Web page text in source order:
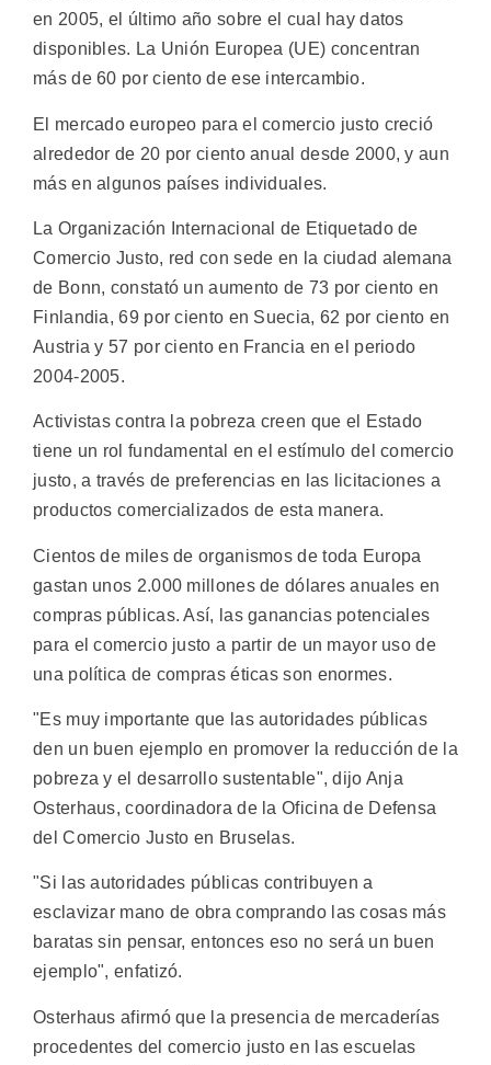
en 2005, el último año sobre el cual hay datos
disponibles. La Unión Europea (UE) concentran
más de 60 por ciento de ese intercambio.
El mercado europeo para el comercio justo creció
alrededor de 20 por ciento anual desde 2000, y aun
más en algunos países individuales.
La Organización Internacional de Etiquetado de
Comercio Justo, red con sede en la ciudad alemana
de Bonn, constató un aumento de 73 por ciento en
Finlandia, 69 por ciento en Suecia, 62 por ciento en
Austria y 57 por ciento en Francia en el periodo
2004-2005.
Activistas contra la pobreza creen que el Estado
tiene un rol fundamental en el estímulo del comercio
justo, a través de preferencias en las licitaciones a
productos comercializados de esta manera.
Cientos de miles de organismos de toda Europa
gastan unos 2.000 millones de dólares anuales en
compras públicas. Así, las ganancias potenciales
para el comercio justo a partir de un mayor uso de
una política de compras éticas son enormes.
"Es muy importante que las autoridades públicas
den un buen ejemplo en promover la reducción de la
pobreza y el desarrollo sustentable", dijo Anja
Osterhaus, coordinadora de la Oficina de Defensa
del Comercio Justo en Bruselas.
"Si las autoridades públicas contribuyen a
esclavizar mano de obra comprando las cosas más
baratas sin pensar, entonces eso no será un buen
ejemplo", enfatizó.
Osterhaus afirmó que la presencia de mercaderías
procedentes del comercio justo en las escuelas